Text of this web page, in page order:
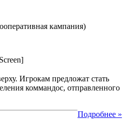
кампания)
Игрокам предложат стать
коммандос, отправленного
Подробнее »